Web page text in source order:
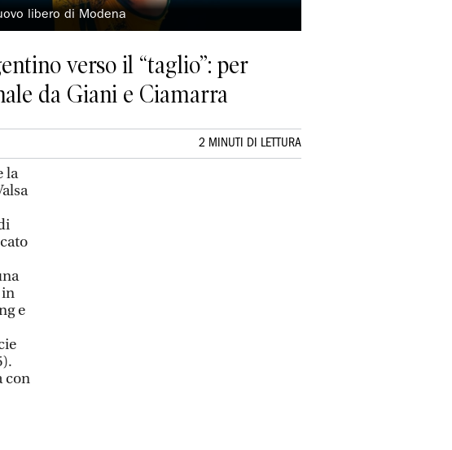
libero di Modena
verso il “taglio”: per
da Giani e Ciamarra
2 MINUTI DI LETTURA
la
in
e
con